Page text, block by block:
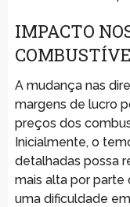
IMPACTO
A mudança nas
margens de lucro
preços dos
Inicialmente, o
detalhadas possa
mais alta por parte
uma dificuldade